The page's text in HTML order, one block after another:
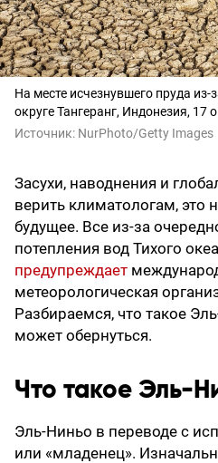
На месте исчезнувшего пруда
округе Тангеранг, Индонезия, 17
Источник: NurPhoto/Getty Images
Засухи, наводнения и
верить климатологам, это
будущее. Все из-за
потепления вод Тихого
предупреждает
метеорологическая
Разбираемся, что такое
может обернуться.
Что такое Эль-
Эль‑Ниньо в переводе с
или «младенец».